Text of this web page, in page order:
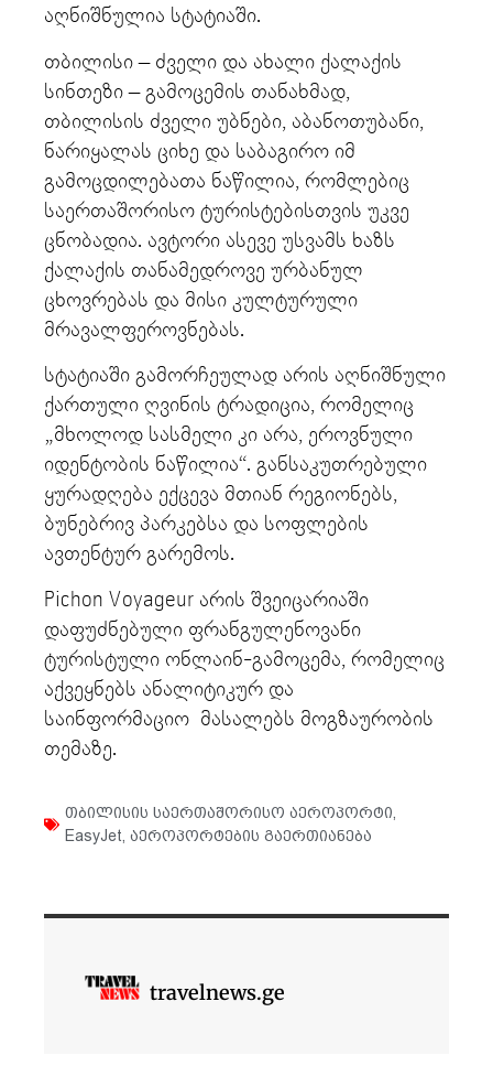
აღნიშნულია სტატიაში.
თბილისი – ძველი და ახალი ქალაქის
სინთეზი – გამოცემის თანახმად,
თბილისის ძველი უბნები, აბანოთუბანი,
ნარიყალას ციხე და საბაგირო იმ
გამოცდილებათა ნაწილია, რომლებიც
საერთაშორისო ტურისტებისთვის უკვე
ცნობადია. ავტორი ასევე უსვამს ხაზს
ქალაქის თანამედროვე ურბანულ
ცხოვრებას და მისი კულტურული
მრავალფეროვნებას.
სტატიაში გამორჩეულად არის აღნიშნული
ქართული ღვინის ტრადიცია, რომელიც
„მხოლოდ სასმელი კი არა, ეროვნული
იდენტობის ნაწილია“. განსაკუთრებული
ყურადღება ექცევა მთიან რეგიონებს,
ბუნებრივ პარკებსა და სოფლების
ავთენტურ გარემოს.
Pichon Voyageur არის შვეიცარიაში
დაფუძნებული ფრანგულენოვანი
ტურისტული ონლაინ-გამოცემა, რომელიც
აქვეყნებს ანალიტიკურ და
საინფორმაციო მასალებს მოგზაურობის
თემაზე.
თბილისის საერთაშორისო აეროპორტი
EasyJet აეროპორტების გაერთიანება
travelnews.ge